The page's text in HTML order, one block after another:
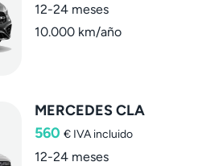
12-24 meses
10.000 km/año
MERCEDES CLA
560 € IVA incluido
12-24 meses